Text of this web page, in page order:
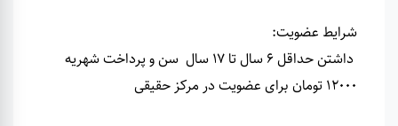
شرایط عضویت:
داشتن حداقل ۶ سال تا ۱۷ سال سن و پرداخت شهریه
۱۲۰۰۰ تومان برای عضویت در مرکز حقیقی